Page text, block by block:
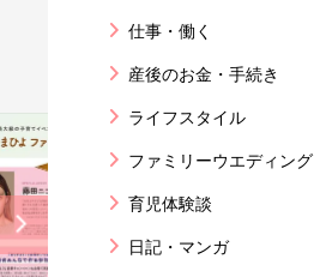
仕事・働く
産後のお金・手続き
ライフスタイル
ファミリーウエディング
育児体験談
日記・マンガ